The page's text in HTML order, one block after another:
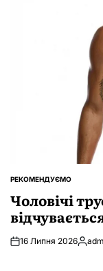
ОПУБЛІКУВАТИ
РЕКОМЕНДУЄМО
Чоловічі
16 Липня 2026